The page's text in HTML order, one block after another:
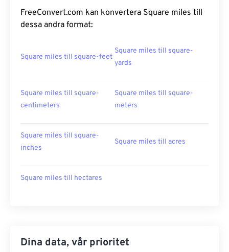
FreeConvert.com kan konvertera Square miles till
dessa andra format:
Square miles till square-feet
Square miles till square-
yards
Square miles till square-
centimeters
Square miles till square-
meters
Square miles till square-
inches
Square miles till acres
Square miles till hectares
Dina data, vår prioritet